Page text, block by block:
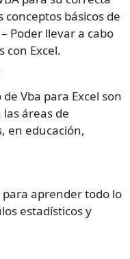
conceptos básicos de
Poder llevar a cabo
con Excel.
Vba para Excel son
áreas de
en educación,
aprender todo lo
estadísticos y